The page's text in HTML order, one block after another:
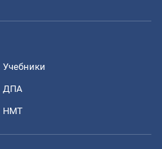
Учебники
ДПА
НМТ